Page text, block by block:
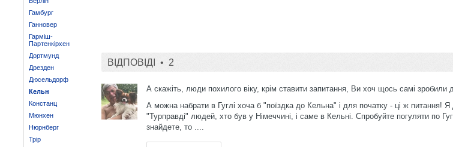
ВІДПОВІДІ • 2
А скажіть, люди похилого віку, крім ставити запитання, Ви хоч щось самі зробили
А можна набрати в Гуглі хоча б "поїздка до Кельна" і для початку - ці ж питання!
"Турправді" людей, хто був у Німеччині, і саме в Кельні. Спробуйте погуляти по
знайдете, то ....
Гамбург
Ганновер
Гарміш-
Партенкірхен
Дортмунд
Дрезден
Дюсельдорф
Кельн
Констанц
Мюнхен
Нюрнберг
Трір